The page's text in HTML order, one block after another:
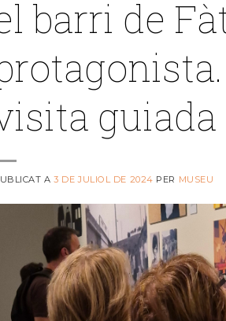
barri de
guiada
A3 DE JULIOL DE 2024 PER MUSEU